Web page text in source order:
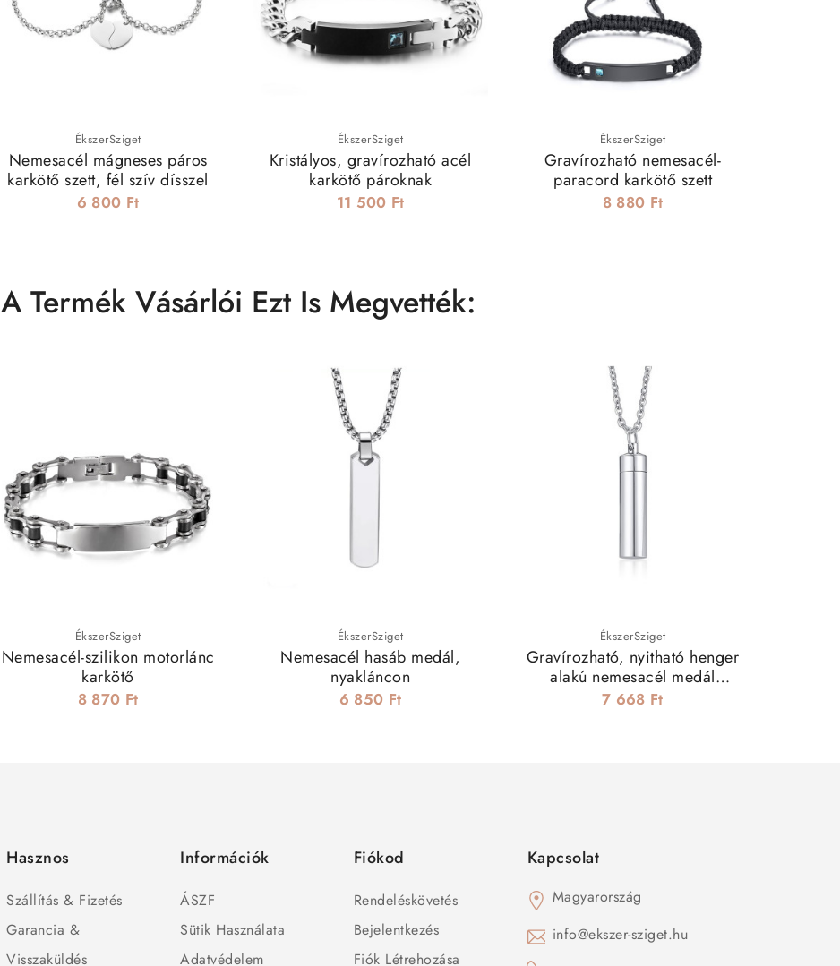
ÉkszerSziget
Nemesacél mágneses páros
karkötő szett, fél szív dísszel
6 800 Ft
ÉkszerSziget
Kristályos, gravírozható acél
karkötő pároknak
11 500 Ft
ÉkszerSziget
Gravírozható nemesacél-
paracord karkötő szett
8 880 Ft
A Termék Vásárlói Ezt Is Megvették:
ÉkszerSziget
Nemesacél-szilikon motorlánc
karkötő
8 870 Ft
ÉkszerSziget
Nemesacél hasáb medál,
nyakláncon
6 850 Ft
ÉkszerSziget
Gravírozható, nyitható henger
alakú nemesacél medál
nyaklánccal - 41 mm
7 668 Ft
Hasznos
Szállítás & Fizetés
Garancia &
Visszaküldés
Információk
ÁSZF
Sütik Használata
Adatvédelem
Fiókod
Rendeléskövetés
Bejelentkezés
Fiók Létrehozása
Kapcsolat
Magyarország
info@ekszer-sziget.hu